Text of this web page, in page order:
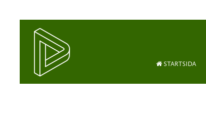
STARTSIDA